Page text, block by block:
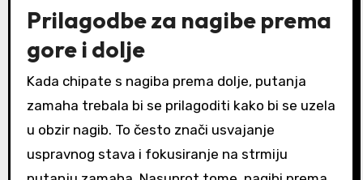
Prilagodbe za nagibe prema
gore i dolje
Kada chipate s nagiba prema dolje, putanja
zamaha trebala bi se prilagoditi kako bi se uzela
u obzir nagib. To često znači usvajanje
uspravnog stava i fokusiranje na strmiju